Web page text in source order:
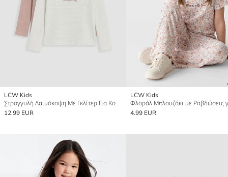
LCW Kids
Στρογγυλή Λαιμόκοψη Με Γκλίτερ Για Κορίτσια 2-Πακέτο Μπλουζάκι
12.99 EUR
LCW Kids
4.99 EUR